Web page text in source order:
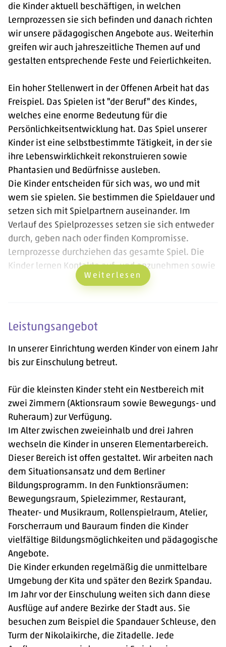
die Kinder aktuell beschäftigen, in welchen
Lernprozessen sie sich befinden und danach richten
wir unsere pädagogischen Angebote aus. Weiterhin
greifen wir auch jahreszeitliche Themen auf und
gestalten entsprechende Feste und Feierlichkeiten.
Ein hoher Stellenwert in der Offenen Arbeit hat das
Freispiel. Das Spielen ist "der Beruf" des Kindes,
welches eine enorme Bedeutung für die
Persönlichkeitsentwicklung hat. Das Spiel unserer
Kinder ist eine selbstbestimmte Tätigkeit, in der sie
ihre Lebenswirklichkeit rekonstruieren sowie
Phantasien und Bedürfnisse ausleben.
Die Kinder entscheiden für sich was, wo und mit
wem sie spielen. Sie bestimmen die Spieldauer und
setzen sich mit Spielpartnern auseinander. Im
Verlauf des Spielprozesses setzen sie sich entweder
durch, geben nach oder finden Kompromisse.
Lernprozesse durchziehen das gesamte Spiel. Die
Kinder lernen Kontakte auf- und anzunehmen sowie
Kurz gesagt: Spielen ist Lernen.
Weiterlesen
Leistungsangebot
In unserer Einrichtung werden Kinder von einem Jahr
bis zur Einschulung betreut.
Für die kleinsten Kinder steht ein Nestbereich mit
zwei Zimmern (Aktionsraum sowie Bewegungs- und
Ruheraum) zur Verfügung.
Im Alter zwischen zweieinhalb und drei Jahren
wechseln die Kinder in unseren Elementarbereich.
Dieser Bereich ist offen gestaltet. Wir arbeiten nach
dem Situationsansatz und dem Berliner
Bildungsprogramm. In den Funktionsräumen:
Bewegungsraum, Spielezimmer, Restaurant,
Theater- und Musikraum, Rollenspielraum, Atelier,
Forscherraum und Bauraum finden die Kinder
vielfältige Bildungsmöglichkeiten und pädagogische
Angebote.
Die Kinder erkunden regelmäßig die unmittelbare
Umgebung der Kita und später den Bezirk Spandau.
Im Jahr vor der Einschulung weiten sich dann diese
Ausflüge auf andere Bezirke der Stadt aus. Sie
besuchen zum Beispiel die Spandauer Schleuse, den
Turm der Nikolaikirche, die Zitadelle. Jede